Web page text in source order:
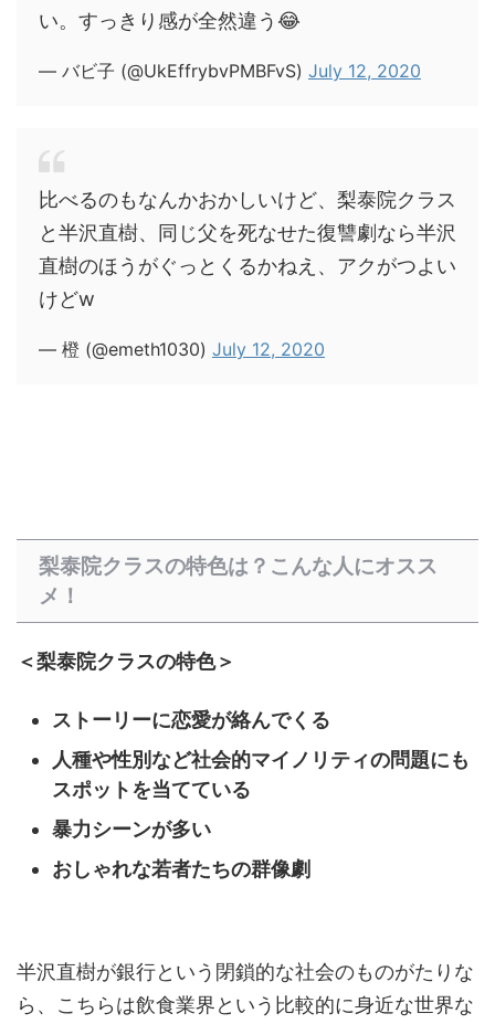
い。すっきり感が全然違う😂
— バビ子 (@UkEffrybvPMBFvS) July 12, 2020
比べるのもなんかおかしいけど、梨泰院クラス
と半沢直樹、同じ父を死なせた復讐劇なら半沢
直樹のほうがぐっとくるかねえ、アクがつよい
けどw
— 橙 (@emeth1030) July 12, 2020
梨泰院クラスの特色は？こんな人にオスス
メ！
＜梨泰院クラスの特色＞
ストーリーに恋愛が絡んでくる
人種や性別など社会的マイノリティの問題にも
スポットを当てている
暴力シーンが多い
おしゃれな若者たちの群像劇
半沢直樹が銀行という閉鎖的な社会のものがたりな
ら、こちらは飲食業界という比較的に身近な世界な